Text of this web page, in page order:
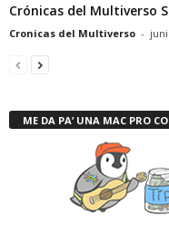
Crónicas del Multiverso
Cronicas del Multiverso -
ME DA PA’ UNA MAC PRO